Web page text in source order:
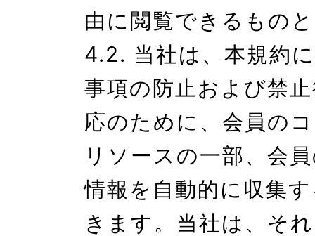
由に閲覧できるもの
4.2. 当社は、本規約
事項の防止および禁
応のために、会員の
リソースの一部、会
情報を自動的に収集
きます。当社は、そ